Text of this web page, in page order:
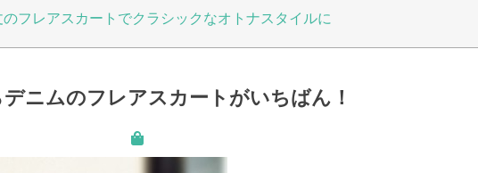
のフレアスカートでクラシックなオトナスタイルに
ニムのフレアスカートがいちばん！